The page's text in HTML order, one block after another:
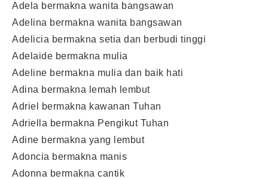
Adela bermakna wanita bangsawan
Adelina bermakna wanita bangsawan
Adelicia bermakna setia dan berbudi tinggi
Adelaide bermakna mulia
Adeline bermakna mulia dan baik hati
Adina bermakna lemah lembut
Adriel bermakna kawanan Tuhan
Adriella bermakna Pengikut Tuhan
Adine bermakna yang lembut
Adoncia bermakna manis
Adonna bermakna cantik